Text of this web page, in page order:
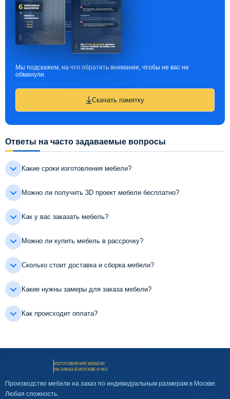
Мы подскажем, на что обратить внимание, чтобы не вас не
обманули.
Скачать памятку
Ответы на часто задаваемые вопросы
Какие сроки изготовления мебели?
Можно ли получить 3D проект мебели бесплатно?
Как у вас заказать мебель?
Можно ли купить мебель в рассрочку?
Сколько стоит доставка и сборка мебели?
Какие нужны замеры для заказа мебели?
Как происходит оплата?
ИЗГОТОВЛЕНИЕ МЕБЕЛИ
НА ЗАКАЗ В МОСКВЕ И МО
Производство мебели на заказ по индивидуальным размерам в Москве.
Любая сложность.